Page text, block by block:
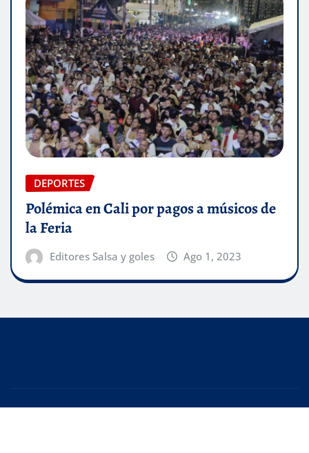
DEPORTES
Polémica en Cali por pagos a músicos de
la Feria
Editores Salsa y goles Ago 1, 2023